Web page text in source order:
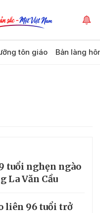
tôn giáo Bản làng
tuổi nghẹn ngào
La Văn Cầu
liên 96 tuổi trở